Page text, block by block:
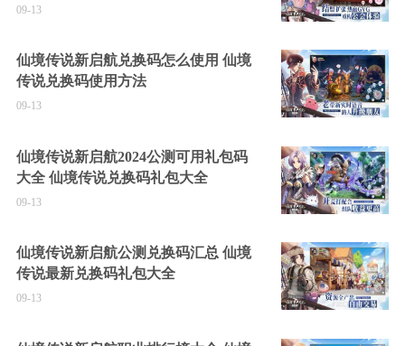
09-13
仙境传说新启航兑换码怎么使用 仙境
传说兑换码使用方法
09-13
仙境传说新启航2024公测可用礼包码
大全 仙境传说兑换码礼包大全
09-13
仙境传说新启航公测兑换码汇总 仙境
传说最新兑换码礼包大全
09-13